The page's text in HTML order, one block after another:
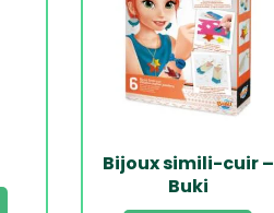
Bijoux simili-cuir –
Buki